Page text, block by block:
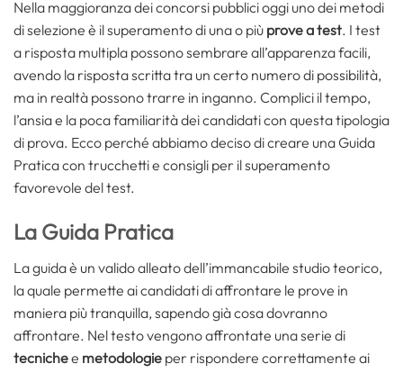
Nella maggioranza dei concorsi pubblici oggi uno dei metodi
di selezione è il superamento di una o più prove a test. I test
a risposta multipla possono sembrare all’apparenza facili,
avendo la risposta scritta tra un certo numero di possibilità,
ma in realtà possono trarre in inganno. Complici il tempo,
l’ansia e la poca familiarità dei candidati con questa tipologia
di prova. Ecco perché abbiamo deciso di creare una Guida
Pratica con trucchetti e consigli per il superamento
favorevole del test.
La Guida Pratica
La guida è un valido alleato dell’immancabile studio teorico,
la quale permette ai candidati di affrontare le prove in
maniera più tranquilla, sapendo già cosa dovranno
affrontare. Nel testo vengono affrontate una serie di
tecnichee metodologie per rispondere correttamente ai